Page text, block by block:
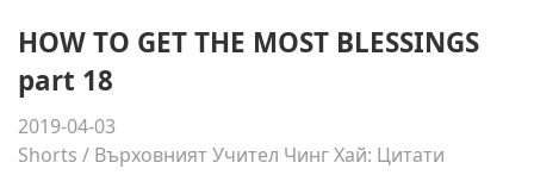
HOW TO GET THE MOST BLESSINGS
part 18
2019-04-03
Shorts / Върховният Учител Чинг Хай: Цитати